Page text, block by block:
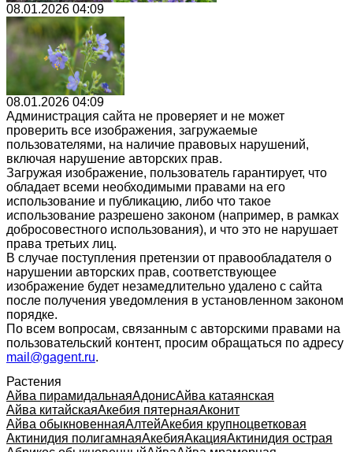
08.01.2026 04:09
08.01.2026 04:09
Администрация сайта не проверяет и не может
проверить все изображения, загружаемые
пользователями, на наличие правовых нарушений,
включая нарушение авторских прав.
Загружая изображение, пользователь гарантирует, что
обладает всеми необходимыми правами на его
использование и публикацию, либо что такое
использование разрешено законом (например, в рамках
добросовестного использования), и что это не нарушает
права третьих лиц.
В случае поступления претензии от правообладателя о
нарушении авторских прав, соответствующее
изображение будет незамедлительно удалено с сайта
после получения уведомления в установленном законом
порядке.
По всем вопросам, связанным с авторскими правами на
пользовательский контент, просим обращаться по адресу
mail@gagent.ru.
Растения
Айва пирамидальнаяАдонисАйва катаянская
Айва китайскаяАкебия пятернаяАконит
Айва обыкновеннаяАлтейАкебия крупноцветковая
Актинидия полигамнаяАкебияАкацияАктинидия острая